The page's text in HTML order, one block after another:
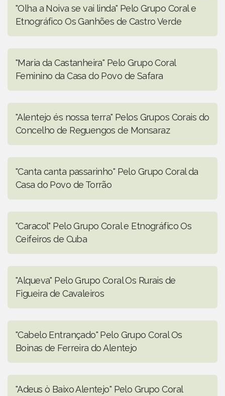
"Olha a Noiva se vai linda" Pelo Grupo Coral e
Etnográfico Os Ganhões de Castro Verde
"Maria da Castanheira" Pelo Grupo Coral
Feminino da Casa do Povo de Safara
"Alentejo és nossa terra" Pelos Grupos Corais do
Concelho de Reguengos de Monsaraz
"Canta canta passarinho" Pelo Grupo Coral da
Casa do Povo de Torrão
"Caracol" Pelo Grupo Coral e Etnográfico Os
Ceifeiros de Cuba
"Alqueva" Pelo Grupo Coral Os Rurais de
Figueira de Cavaleiros
"Cabelo Entrançado" Pelo Grupo Coral Os
Boinas de Ferreira do Alentejo
"Adeus ò Baixo Alentejo" Pelo Grupo Coral